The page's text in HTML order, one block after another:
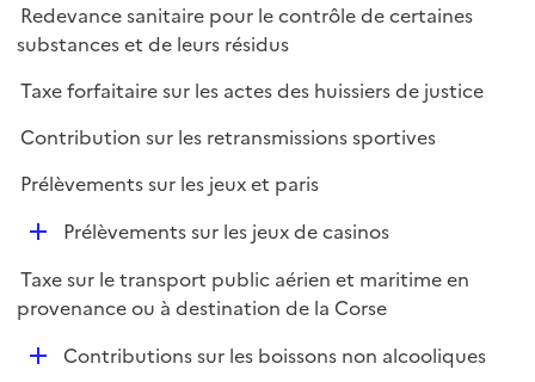
Redevance sanitaire pour le contrôle de certaines
substances et de leurs résidus
Taxe forfaitaire sur les actes des huissiers de justice
Contribution sur les retransmissions sportives
Prélèvements sur les jeux et paris
D
p
l
Prélèvements sur les jeux de casinos
Taxe sur le transport public aérien et maritime en
provenance ou à destination de la Corse
DContributions sur les boissons non alcooliques